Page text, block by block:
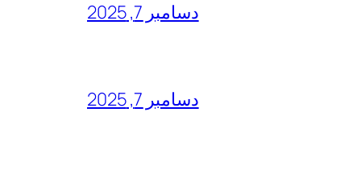
دسامبر 7, 2025
دسامبر 7, 2025